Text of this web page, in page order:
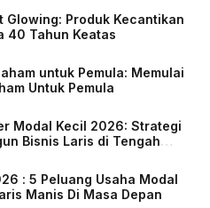
Glowing: Produk Kecantikan
40 Tahun Keatas
untuk Pemula: Memulai
Untuk Pemula
Modal Kecil 2026: Strategi
Bisnis Laris di Tengah
: 5 Peluang Usaha Modal
Manis Di Masa Depan